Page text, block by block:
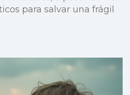
para salvar una frágil